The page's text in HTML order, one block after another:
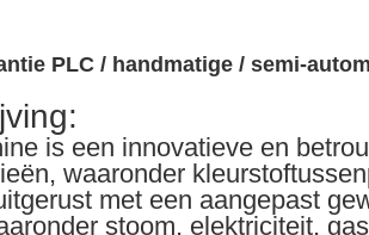
PLC / handmatige / semi-
is een innovatieve en
waaronder
met een aangepast
stoom, elektriciteit,